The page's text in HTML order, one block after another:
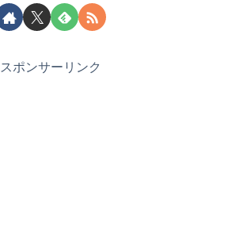
スポンサーリンク